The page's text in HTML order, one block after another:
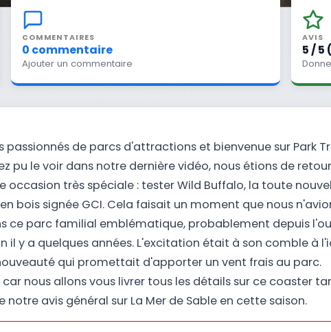
COMMENTAIRES
0 commentaire
Ajouter un commentaire
AVIS
5 / 5
passionnés de parcs d'attractions et bienvenue sur Park
pu le voir dans notre dernière vidéo, nous étions de
occasion très spéciale : tester Wild Buffalo, la toute
bois signée GCI. Cela faisait un moment que nous
ce parc familial emblématique, probablement depuis
il y a quelques années. L'excitation était à son comble à
qui promettait d'apporter un vent frais au parc.
nous allons vous livrer tous les détails sur ce coaster
notre avis général sur La Mer de Sable en cette saison.